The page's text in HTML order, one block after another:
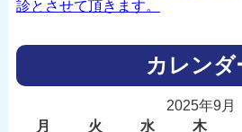
診とさせて頂きます。
カレンダ
2025年9月
月
火 水 木